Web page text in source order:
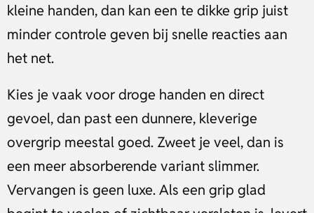
kleine handen, dan kan een te dikke grip juist
minder controle geven bij snelle reacties aan
het net.
Kies je vaak voor droge handen en direct
gevoel, dan past een dunnere, kleverige
overgrip meestal goed. Zweet je veel, dan is
een meer absorberende variant slimmer.
Vervangen is geen luxe. Als een grip glad